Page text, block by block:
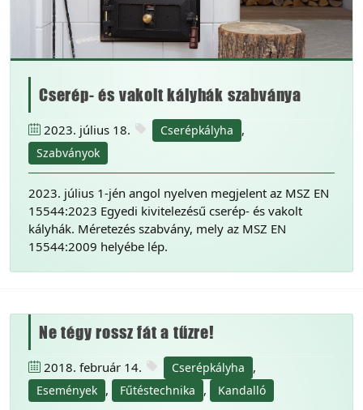
Cserép- és vakolt kályhák szabványa
2023. július 18. Cserépkályha ,
Szabványok
2023. július 1-jén angol nyelven megjelent az MSZ EN
15544:2023 Egyedi kivitelezésű cserép- és vakolt
kályhák. Méretezés szabvány, mely az MSZ EN
15544:2009 helyébe lép.
Ne tégy rossz fát a tűzre!
2018. február 14. Cserépkályha ,
Események , Fűtéstechnika , Kandalló